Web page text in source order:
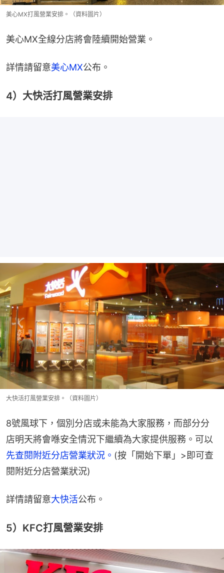
美心MX打風營業安排。（資料圖片）
美心MX全線分店將會陸續開始營業。
詳情請留意美心MX公布。
4）大快活打風營業安排
大快活打風營業安排。（資料圖片）
8號風球下，個別分店或未能為大家服務，而部分分
店明天將會喺安全情況下繼續為大家提供服務。可以
先查閱附近分店營業狀況。 (按「開始下單」>即可查
閱附近分店營業狀況)
詳情請留意大快活公布。
5）KFC打風營業安排